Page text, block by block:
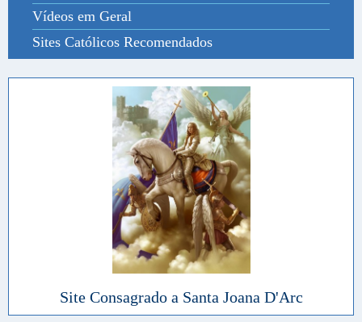
Vídeos em Geral
Sites Católicos Recomendados
Site Consagrado a Santa Joana D'Arc